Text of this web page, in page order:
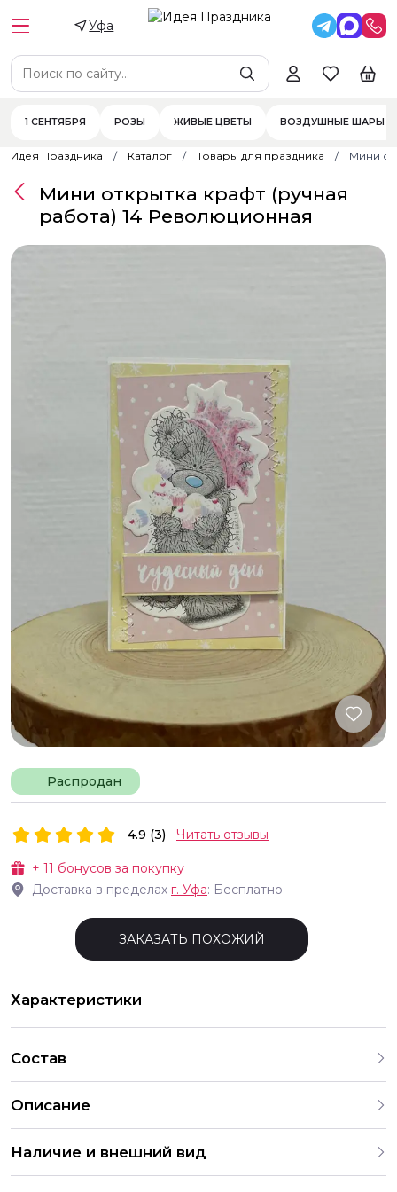
Уфа
1 СЕНТЯБРЯ РОЗЫ ЖИВЫЕ ЦВЕТЫ ВОЗДУШНЫЕ ШАРЫ
Идея Праздника Каталог Товары для праздника Мини
Распродан
Мини открытка крафт (ручная
работа) 14 Революционная
+ 11 бонусов за покупку
Доставка в пределах г. Уфа: Бесплатно
4.9 (3) Читать отзывы
ЗАКАЗАТЬ ПОХОЖИЙ
Характеристики
Состав
Описание
см
Наличие и внешний вид